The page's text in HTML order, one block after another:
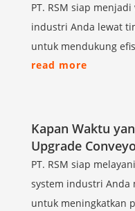
PT. RSM siap
industri Anda lewat
untuk mendukung
read more
Kapan Waktu
Upgrade
PT. RSM siap
system industri Anda
untuk meningkatkan